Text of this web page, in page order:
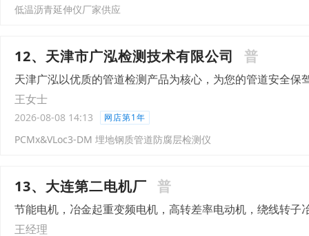
低温沥青延伸仪厂家供应
12、天津市广泓检测技术有限公司 普
天津广泓以优质的管道检测产品为核心，为您的管道安全保
王女士
2026-08-08 14:13 网店第1年
PCMx&VLoc3-DM 埋地钢质管道防腐层检测仪
13、大连第二电机厂 普
节能电机，冶金起重变频电机，高转差率电动机，绕线转子
王经理